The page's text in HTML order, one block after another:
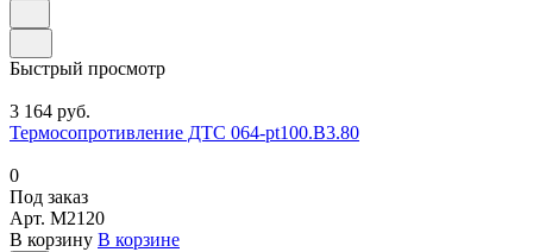
Быстрый просмотр
3 164 руб.
Термосопротивление ДТС 064-pt100.В3.80
0
Под заказ
Арт. M2120
В корзину В корзине